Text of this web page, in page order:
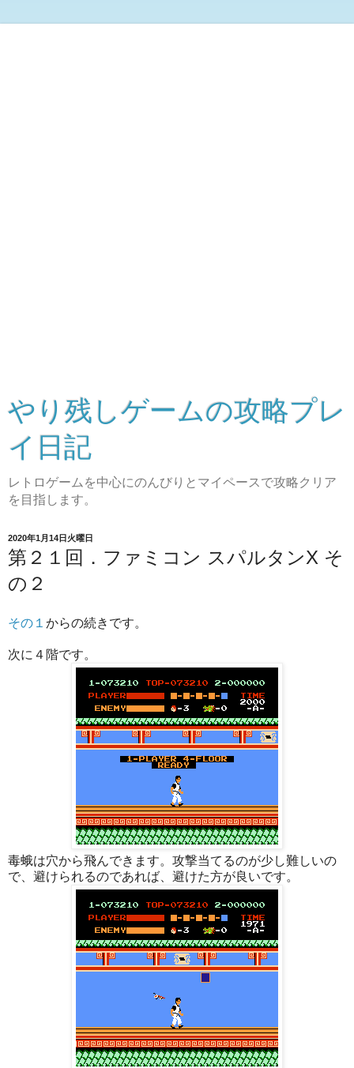
やり残しゲームの攻略プレ
イ日記
レトロゲームを中心にのんびりとマイペースで攻略クリア
を目指します。
2020年1月14日火曜日
第２１回．ファミコン スパルタンX そ
の２
その１ からの続きです。
次に４階です。
毒蛾は穴から飛んできます。攻撃当てるのが少し難しいの
で、避けられるのであれば、避けた方が良いです。